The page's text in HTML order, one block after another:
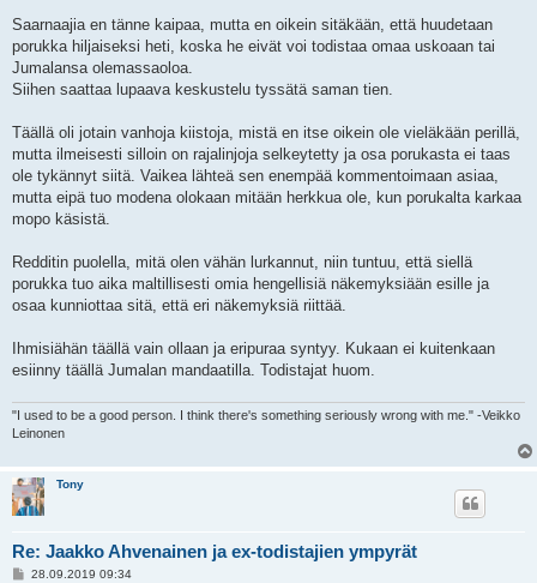
Saarnaajia en tänne kaipaa, mutta en oikein sitäkään, että huudetaan
porukka hiljaiseksi heti, koska he eivät voi todistaa omaa uskoaan tai
Jumalansa olemassaoloa.
Siihen saattaa lupaava keskustelu tyssätä saman tien.
Täällä oli jotain vanhoja kiistoja, mistä en itse oikein ole vieläkään perillä,
mutta ilmeisesti silloin on rajalinjoja selkeytetty ja osa porukasta ei taas
ole tykännyt siitä. Vaikea lähteä sen enempää kommentoimaan asiaa,
mutta eipä tuo modena olokaan mitään herkkua ole, kun porukalta karkaa
mopo käsistä.
Redditin puolella, mitä olen vähän lurkannut, niin tuntuu, että siellä
porukka tuo aika maltillisesti omia hengellisiä näkemyksiään esille ja
osaa kunniottaa sitä, että eri näkemyksiä riittää.
Ihmisiähän täällä vain ollaan ja eripuraa syntyy. Kukaan ei kuitenkaan
esiinny täällä Jumalan mandaatilla. Todistajat huom.
"I used to be a good person. I think there's something seriously wrong with me." -Veikko
Leinonen
Tony
Re: Jaakko Ahvenainen ja ex-todistajien ympyrät
V28.09.2019 09:34